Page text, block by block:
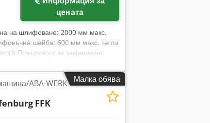
цената
на шлифоване: 2000 мм макс.
шайба: 600 мм макс. тегло
Повърхност за закрепване:
шпиндела: 1000 - 3000 об./мин
подаване: 1 - 5000 мм/мин Най-
за изсмукване
за балансиране на
ABAMATIC 1 N.D.
Малка обява
ABA-WERK
FFK